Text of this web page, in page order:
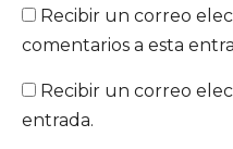
Recibir un correo
comentarios a esta
Recibir un correo
entrada.